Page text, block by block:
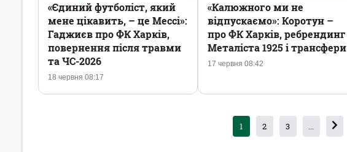
18 червня 08:17
«Єдиний футболіст, який
мене цікавить, – це Мессі»:
Гаджиєв про ФК Харків,
повернення після травми
та ЧС-2026
17 червня 08:42
«Калюжного ми не
відпускаємо»: Коротун –
про ФК Харків, ребрендинг
Металіста 1925 і трансфери
1 2 3 ...